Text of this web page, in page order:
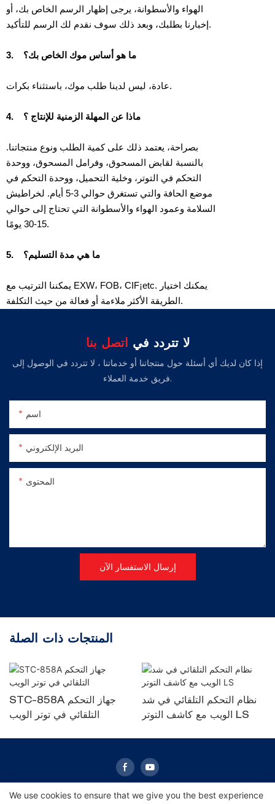
الهواء والأسطوانة، يرجى إظهار الرسم الخاص بك، أو
إخبارنا بطلبك، وبعد ذلك سوف نقدم لك الرسم للتأكيد.
3. ما هو أساس موك الخاص بك؟
عادة، ليس لدينا طلب موك، باستثناء بكرات.
4. ماذا عن المهلة الزمنية للإنتاج ؟
بصراحة، يعتمد ذلك على كمية الطلب ونوع منتجاتنا.
بالنسبة لقابض المسحوق، وفرامل المسحوق، ووحدة
التحكم في التوتر، وخلية التحميل، ووحدة التحكم في
موضع الحافة والتي تستغرق حوالي 3-5 أيام. لخراطيش
السلامة وعمود الهواء والأسطوانة التي تحتاج إلى حوالي
15-30 يومًا.
5. ما هي مدة التسليم؟
يمكننا الترتيب مع EXW، FOB، CIF¡etc. يمكنك اختيار
الطريقة الأكثر ملاءمة أو فعالة من حيث التكلفة.
لا تتردد في اتصل بنا
إذا كان لديك أي أسئلة حول منتجاتنا أو خدماتنا ، لا تتردد في الوصول إلى
فريق خدمة العملاء.
اسم
البريد الإلكتروني
المحتوى
إرسال الاستفسار الآن
المنتجات ذات الصلة
STC-858A جهاز التحكم
التلقائي في توتر الويب
نظام التحكم التلقائي في شد
الويب مع كاشف التوتر LS
We use cookies to ensure that we give you the best experience